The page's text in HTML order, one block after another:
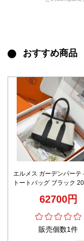
おすすめ商品
エルメス ガーデンパーテ
トートバッグ ブラック
密ディテール 高級感仕上
62700円
販売個数1件